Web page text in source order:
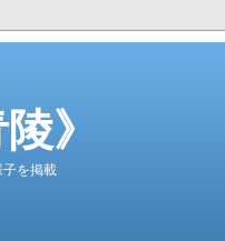
》
を掲載